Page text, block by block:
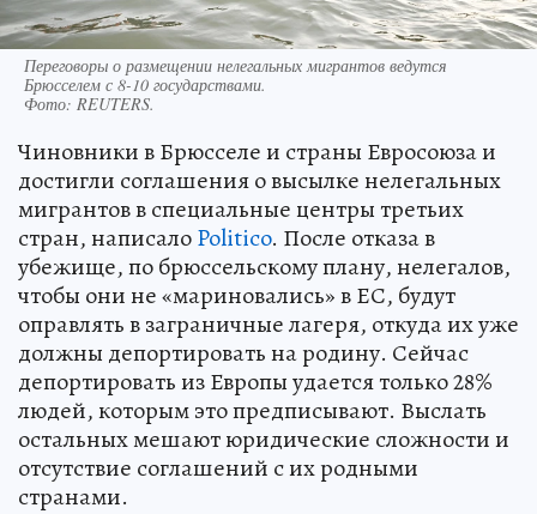
Переговоры о размещении нелегальных мигрантов ведутся
Брюсселем с 8-10 государствами.
Фото: REUTERS.
Чиновники в Брюсселе и страны Евросоюза и
достигли соглашения о высылке нелегальных
мигрантов в специальные центры третьих
стран, написалоPolitico. После отказа в
убежище, по брюссельскому плану, нелегалов,
чтобы они не «мариновались» в ЕС, будут
оправлять в заграничные лагеря, откуда их уже
должны депортировать на родину. Сейчас
депортировать из Европы удается только 28%
людей, которым это предписывают. Выслать
остальных мешают юридические сложности и
отсутствие соглашений с их родными
странами.